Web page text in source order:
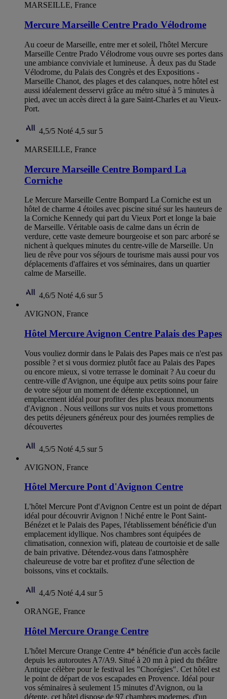
MARSEILLE, France
Mercure Marseille Centre Prado Vélodrome
Au coeur de Marseille, entre mer et soleil, l'hôtel Mercure
Marseille Centre Prado Vélodrome vous ouvre ses portes dans
une ambiance conviviale et lumineuse. À deux pas du Stade
Vélodrome, du Palais des Congrès et des Expositions -
Marseille Chanot, des plages et des calanques, notre hôtel est
aussi idéalement desservi grâce au métro situé à 5 minutes à
pied, avec un accès direct à la gare Saint-Charles et au Vieux-
Port.
4,5/5 Noté 4,5 sur 5
MARSEILLE, France
Mercure Marseille Centre Bompard La
Corniche
Le Mercure Marseille Centre Bompard La Corniche est un
hôtel de charme 4 étoiles avec piscine situé sur les hauteurs de
la Corniche Kennedy qui part du Vieux Port et longe la baie
de Marseille. Véritable oasis de calme dans un écrin de
verdure, cette vaste demeure bourgeoise et son parc arboré se
nichent à quelques minutes du centre-ville de Marseille. Un
lieu de rêve pour vos séjours de tourisme mais aussi pour vos
déplacements d'affaires et vos séminaires, dans un quartier
calme de Marseille.
4,6/5 Noté 4,6 sur 5
AVIGNON, France
Hôtel Mercure Avignon Centre Palais des Papes
Vous vouliez dormir dans le Palais des Papes mais ce n'est pas
possible ? et si vous dormiez plutôt face au Palais des Papes
ou encore mieux, si votre terrasse le dominait ? Au coeur du
centre-ville d'Avignon, une équipe aux petits soins pour faire
de votre séjour un moment de détente exceptionnel, un
emplacement idéal pour profiter des plus beaux monuments
d'Avignon . Nous veillons sur vos nuits et vous promettons
des petits déjeuners généreux pour des journées remplies de
découvertes
4,5/5 Noté 4,5 sur 5
AVIGNON, France
Hôtel Mercure Pont d'Avignon Centre
L'hôtel Mercure Pont d'Avignon Centre est un point de départ
idéal pour découvrir Avignon ! Niché entre le Pont Saint-
Bénézet et le Palais des Papes, l'établissement bénéficie d'un
emplacement idyllique. Nos chambres sont équipées de
climatisation, connexion wifi, plateau de courtoisie et de salle
de bain privative. Détendez-vous dans l'atmosphère
chaleureuse de votre bar et profitez d'une sélection de
boissons, vins et cocktails.
4,4/5 Noté 4,4 sur 5
ORANGE, France
Hôtel Mercure Orange Centre
L'hôtel Mercure Orange Centre 4* bénéficie d'un accès facile
depuis les autoroutes A7/A9. Situé à 20 mn à pied du théâtre
Antique célèbre pour le festival les "Chorégies". Cet hôtel est
le point de départ de vos escapades en Provence. Idéal pour
vos séminaires à seulement 15 minutes d'Avignon, ou la
détente, cet hôtel dispose de 97 chambres modernes, d'un